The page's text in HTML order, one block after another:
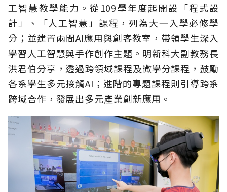
工智慧教學能力。從109學年度起開設「程式設
計」、「人工智慧」課程，列為大一入學必修學
分；並建置兩間AI應用與創客教室，帶領學生深入
學習人工智慧與手作創作主題。明新科大副教務長
洪君伯分享，透過跨領域課程及微學分課程，鼓勵
各系學生多元接觸AI；進階的專題課程則引導跨系
跨域合作，發展出多元產業創新應用。